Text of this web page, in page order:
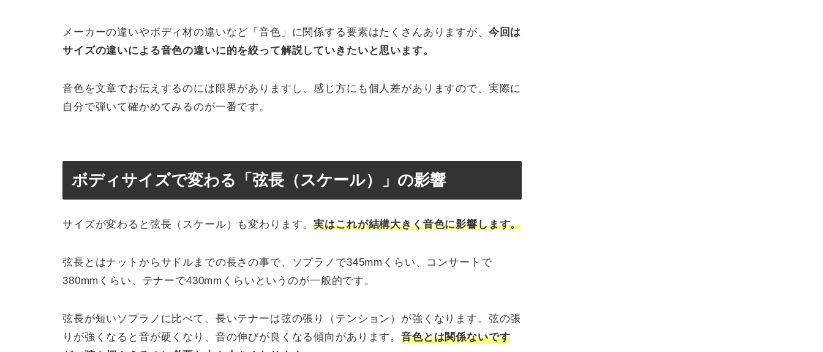
メーカーの違いやボディ材の違いなど「音色」に関係する要素はたくさんありますが、 今回は
サイズの違いによる音色の違いに的を絞って解説していきたいと思います。
音色を文章でお伝えするのには限界がありますし、感じ方にも個人差がありますので、実際に
自分で弾いて確かめてみるのが一番です。
ボディサイズで変わる「弦長（スケール）」の影響
サイズが変わると弦長（スケール）も変わります。実はこれが結構大きく音色に影響します。
弦長とはナットからサドルまでの長さの事で、ソプラノで345mmくらい、コンサートで
380mmくらい、テナーで430mmくらいというのが一般的です。
弦長が短いソプラノに比べて、長いテナーは弦の張り（テンション）が強くなります。弦の張
りが強くなると音が硬くなり、音の伸びが良くなる傾向があります。音色とは関係ないです